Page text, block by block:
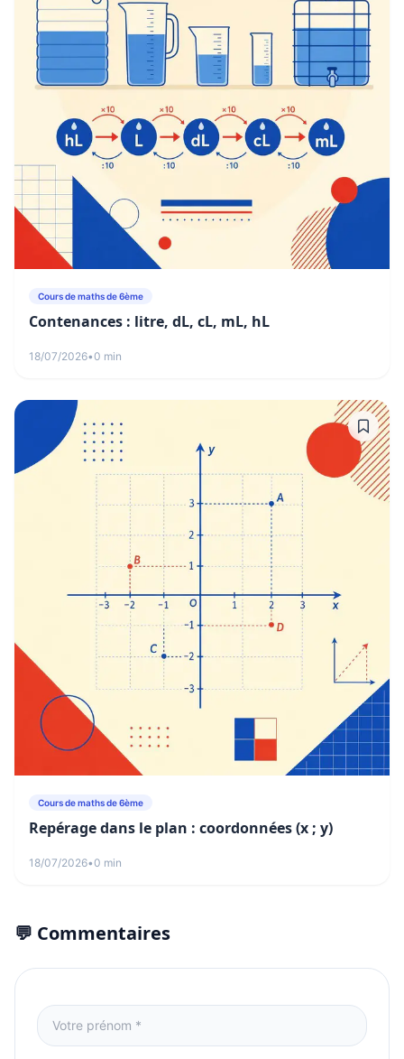
Cours de maths de 6ème
Contenances : litre, dL, cL, mL, hL
18/07/2026•0 min
Cours de maths de 6ème
Repérage dans le plan : coordonnées (x ; y)
18/07/2026•0 min
💬 Commentaires